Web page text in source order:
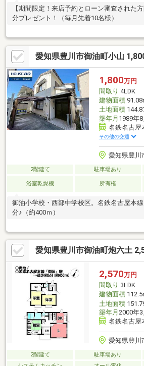
【期間限定！来店予約とローン審査された
分プレゼント！（毎月先着10名様）
愛知県豊川市御油町小山
1,800万円
間取り 4LDK
建物面積
土地面積
築年月 1989年
名鉄名古屋
その他の交通
愛知県豊川
2階建て 駐車場あり
浴室乾燥機 所有権
御油小学校・西部中学校区。名鉄名古屋本
分♪（約400ｍ）
愛知県豊川市御油町炮六土
2,570万円
間取り 3LDK
建物面積
土地面積
築年月 2000年
名鉄名古屋
愛知県豊川
2階建て 駐車場あり